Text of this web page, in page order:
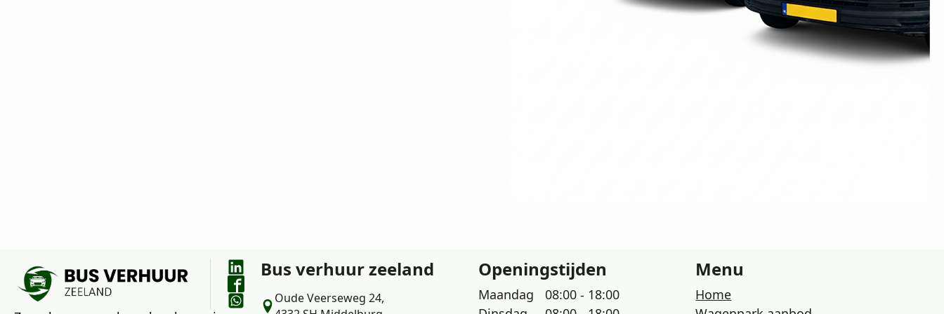
Bus verhuur zeeland
Oude Veerseweg 24,
Openingstijden
Maandag
08:00 - 18:00
Menu
Home